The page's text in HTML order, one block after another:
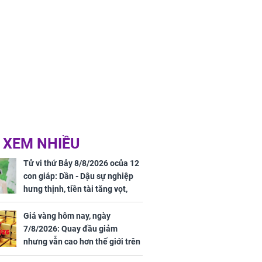
NHIỀU
Tử vi thứ Bảy 8/8/2026 ocủa 12
con giáp: Dần - Dậu sự nghiệp
hưng thịnh, tiền tài tăng vọt,
Mão - Thân công việc bất trắc,
tiền mất tật mang
Giá vàng hôm nay, ngày
7/8/2026: Quay đầu giảm
nhưng vẫn cao hơn thế giới trên
7 triệu đồng